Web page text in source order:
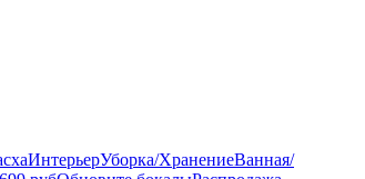
ИнтерьерУборка/ХранениеВанная/